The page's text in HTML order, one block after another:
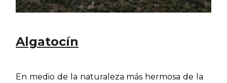
Algatocín
En medio de la naturaleza más hermosa de la